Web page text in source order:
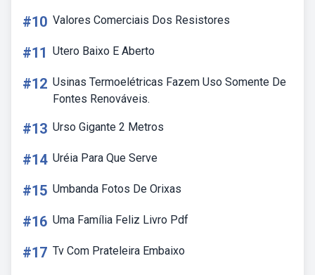
#10 Valores Comerciais Dos Resistores
#11 Utero Baixo E Aberto
#12 Usinas Termoelétricas Fazem Uso Somente De
Fontes Renováveis.
#13 Urso Gigante 2 Metros
#14 Uréia Para Que Serve
#15 Umbanda Fotos De Orixas
#16 Uma Família Feliz Livro Pdf
#17 Tv Com Prateleira Embaixo